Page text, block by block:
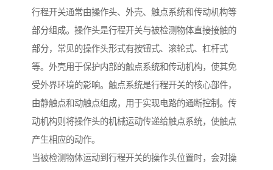
行程开关通常由操作头、外壳、触点系统和传动机构等
部分组成。操作头是行程开关与被检测物体直接接触的
部分，常见的操作头形式有按钮式、滚轮式、杠杆式
等。外壳用于保护内部的触点系统和传动机构，使其免
受外界环境的影响。触点系统是行程开关的核心部件，
由静触点和动触点组成，用于实现电路的通断控制。传
动机构则将操作头的机械运动传递给触点系统，使触点
产生相应的动作。
当被检测物体运动到行程开关的操作头位置时，会对操